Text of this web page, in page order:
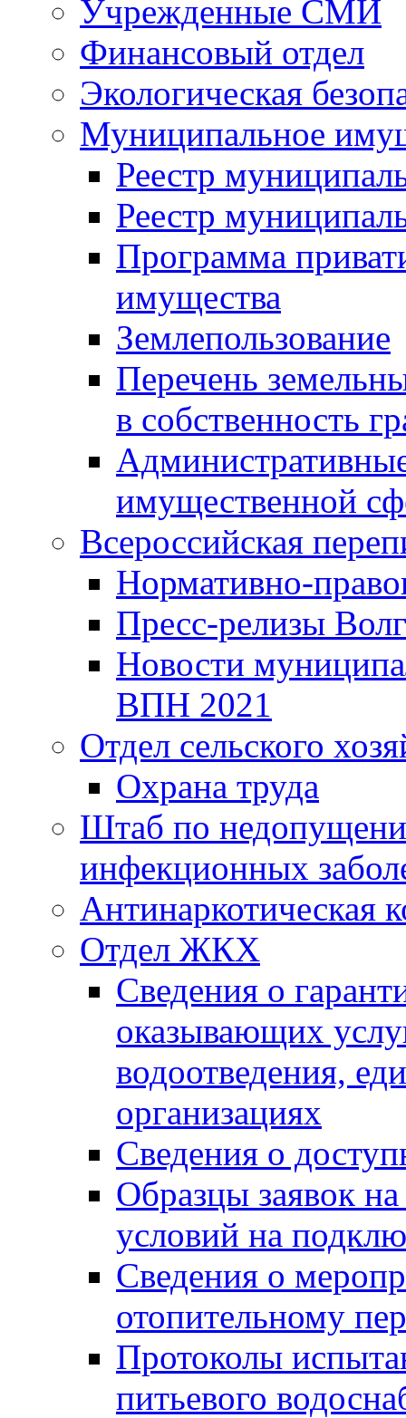
Учрежденные СМИ
Финансовый отдел
Экологическая
Муниципальное
Реестр
Реестр
Программа
имущества
Землепользование
Перечень
в собственность
имущественной
Всероссийская
Нормативно-
Пресс-релизы
Новости
ВПН 2021
Отдел сельского
Охрана труда
Штаб по
инфекционных
Антинаркотическая
Отдел ЖКХ
Сведения о
оказывающих
водоотведения,
организациях
Сведения о
Образцы заявок
условий на
Сведения о
отопительному
Протоколы
питьевого